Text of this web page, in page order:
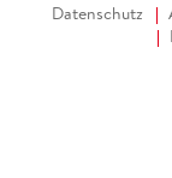
Datenschutz